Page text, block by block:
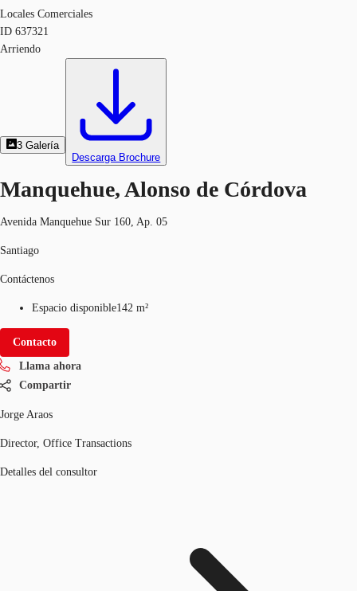
Locales Comerciales
ID 637321
Arriendo
3 Galería
Descarga Brochure
Manquehue, Alonso de Córdova
Avenida Manquehue Sur 160, Ap. 05
Santiago
Contáctenos
Espacio disponible142 m²
Contacto
Llama ahora
Compartir
Jorge Araos
Director, Office Transactions
Detalles del consultor